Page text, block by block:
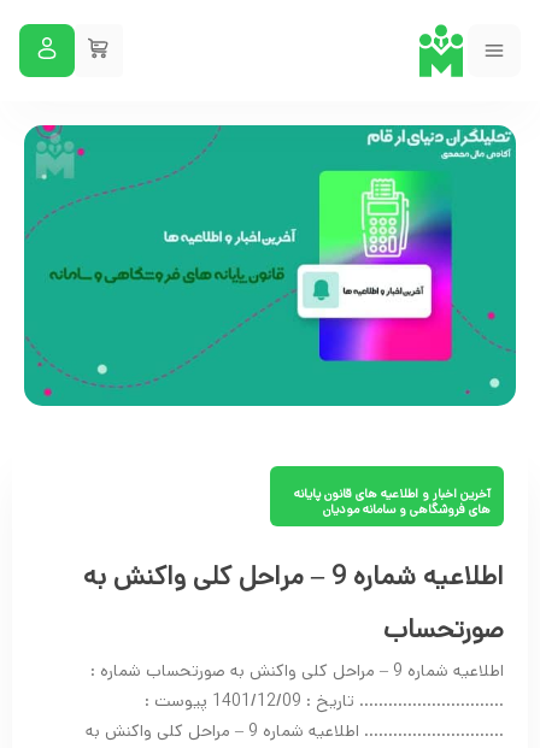
آخرین اخبار و اطلاعیه های قانون پایانه
های فروشگاهی و سامانه مودیان
اطلاعیه شماره 9 – مراحل کلی واکنش به
صورتحساب
اطلاعیه شماره 9 – مراحل کلی واکنش به صورتحساب شماره :
………………………… تاریخ : 1401/12/09 پیوست :
……………………….. اطلاعیه شماره 9 – مراحل کلی واکنش به